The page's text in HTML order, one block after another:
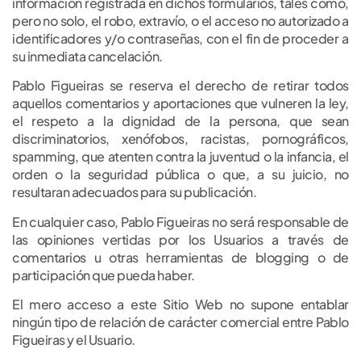
pero no solo, el robo, extravío, o el acceso no autorizado a
identificadores y/o contraseñas, con el fin de proceder a
su inmediata cancelación.
Pablo Figueiras se reserva el derecho de retirar todos
aquellos comentarios y aportaciones que vulneren la ley,
el respeto a la dignidad de la persona, que sean
discriminatorios, xenófobos, racistas, pornográficos,
spamming, que atenten contra la juventud o la infancia, el
orden o la seguridad pública o que, a su juicio, no
resultaran adecuados para su publicación.
En cualquier caso, Pablo Figueiras no será responsable de
las opiniones vertidas por los Usuarios a través de
comentarios u otras herramientas de blogging o de
participación que pueda haber.
El mero acceso a este Sitio Web no supone entablar
ningún tipo de relación de carácter comercial entre Pablo
Figueiras y el Usuario.